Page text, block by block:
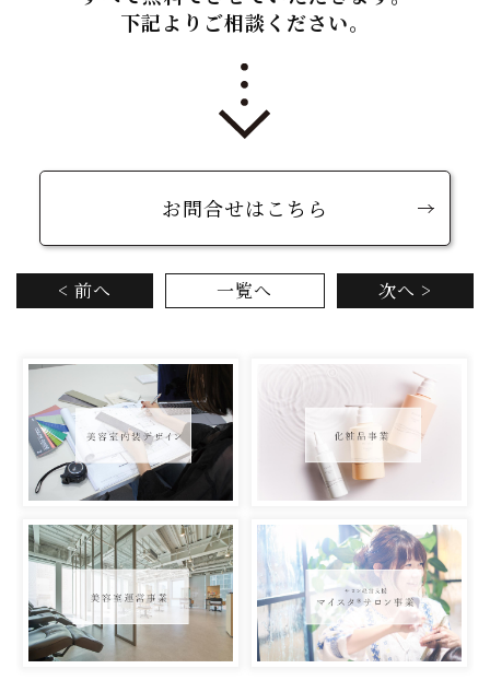
下記よりご相談ください。
お問合せはこちら
< 前へ 一覧へ 次へ >